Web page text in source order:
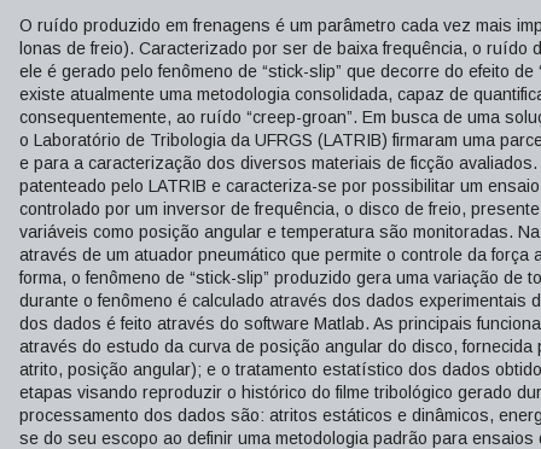
O ruído produzido em frenagens é um parâmetro cada vez mais
lonas de freio). Caracterizado por ser de baixa frequência, o ruído
ele é gerado pelo fenômeno de “stick-slip” que decorre do efeito
existe atualmente uma metodologia consolidada, capaz de
consequentemente, ao ruído “creep-groan”. Em busca de uma
o Laboratório de Tribologia da UFRGS (LATRIB) firmaram uma
e para a caracterização dos diversos materiais de ficção
patenteado pelo LATRIB e caracteriza-se por possibilitar um
controlado por um inversor de frequência, o disco de freio,
variáveis como posição angular e temperatura são monitoradas.
através de um atuador pneumático que permite o controle da
forma, o fenômeno de “stick-slip” produzido gera uma variação
durante o fenômeno é calculado através dos dados
dos dados é feito através do software Matlab. As principais
através do estudo da curva de posição angular do disco,
atrito, posição angular); e o tratamento estatístico dos dados
etapas visando reproduzir o histórico do filme tribológico gerado
processamento dos dados são: atritos estáticos e dinâmicos,
se do seu escopo ao definir uma metodologia padrão para